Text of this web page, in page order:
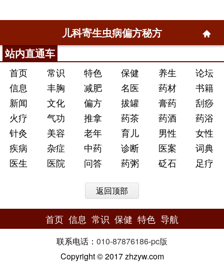
儿科寄生虫病偏方秘方
站内直通车
首页 常识 特色 保健 养生
论坛
信息
丰胸 减肥 名医 药材
书籍
新闻
文化 偏方 拔罐 膏药
刮痧
火疗
气功 推拿 药茶 药酒
药浴
针灸
美容 老年 育儿 男性
女性
疾病
杂症 中药 诊断 医案
词典
医生
医院 问答 药粥 砭石 足疗
返回顶部
首页 信息 常识 保健 特色 导航
联系电话： 010-87876186-pc版
Copyright © 2017 zhzyw.com